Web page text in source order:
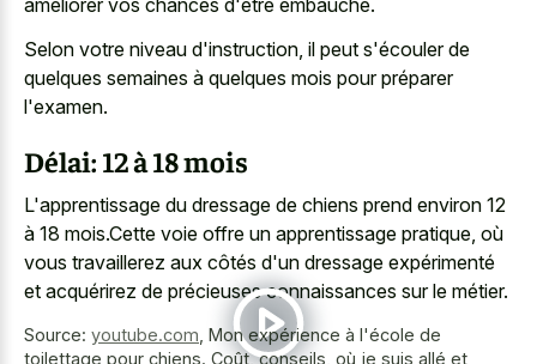
améliorer vos chances d'être embauché.
Selon votre niveau d'instruction, il peut s'écouler de
quelques semaines à quelques mois pour préparer
l'examen.
Délai: 12 à 18 mois
L'apprentissage du dressage de chiens prend environ 12
à 18 mois.Cette voie offre un apprentissage pratique, où
vous travaillerez aux côtés d'un dressage expérimenté
et acquérirez de précieuses connaissances sur le métier.
Source: youtube.com Mon expérience à l'école de
toilettage pour chiens. Coût, conseils, où je suis allé et